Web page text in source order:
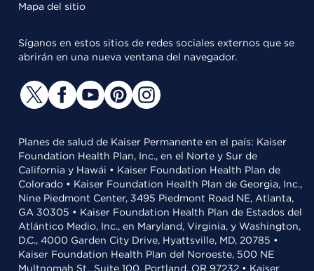
Mapa del sitio
Síganos en estos sitios de redes sociales externos que se
abrirán en una nueva ventana del navegador.
Planes de salud de Kaiser Permanente en el país: Kaiser
Foundation Health Plan, Inc., en el Norte y Sur de
California y Hawái • Kaiser Foundation Health Plan de
Colorado • Kaiser Foundation Health Plan de Georgia, Inc.,
Nine Piedmont Center, 3495 Piedmont Road NE, Atlanta,
GA 30305 • Kaiser Foundation Health Plan de Estados del
Atlántico Medio, Inc., en Maryland, Virginia, y Washington,
D.C., 4000 Garden City Drive, Hyattsville, MD, 20785 •
Kaiser Foundation Health Plan del Noroeste, 500 NE
Multnomah St., Suite 100, Portland, OR 97232 • Kaiser